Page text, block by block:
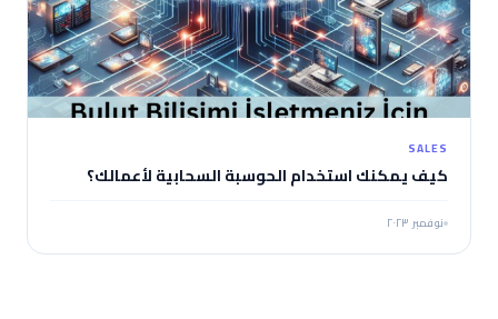
SALES
كيف يمكنك استخدام الحوسبة السحابية لأعمالك؟
نوفمبر ٢٠٢٣